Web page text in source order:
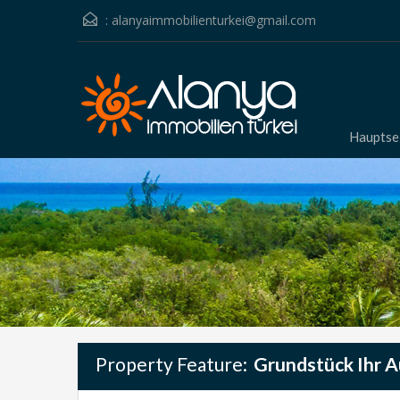
: alanyaimmobilienturkei@gmail.com
Property Feature: Grundstück Ihr